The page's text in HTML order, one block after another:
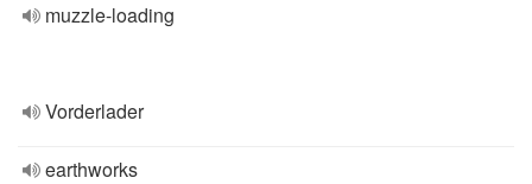
muzzle-loading
Vorderlader
earthworks